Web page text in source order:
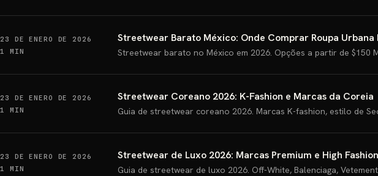
23 DE ENERO DE 2026
1 MIN
Streetwear Barato México: Onde Comprar Roupa Urbana
Streetwear barato no México em 2026. Opções a partir de $150
23 DE ENERO DE 2026
1 MIN
Streetwear Coreano 2026: K-Fashion e Marcas da Coreia
Guia de streetwear coreano 2026. Marcas K-fashion, estilo de
23 DE ENERO DE 2026
1 MIN
Streetwear de Luxo 2026: Marcas Premium e High Fashion
Guia de streetwear de luxo 2026. Off-White, Balenciaga,